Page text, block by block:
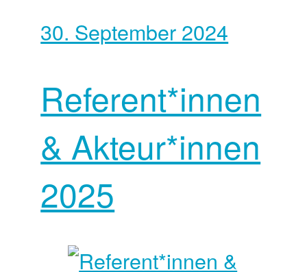
30. September 2024
Referent*innen
& Akteur*innen
2025